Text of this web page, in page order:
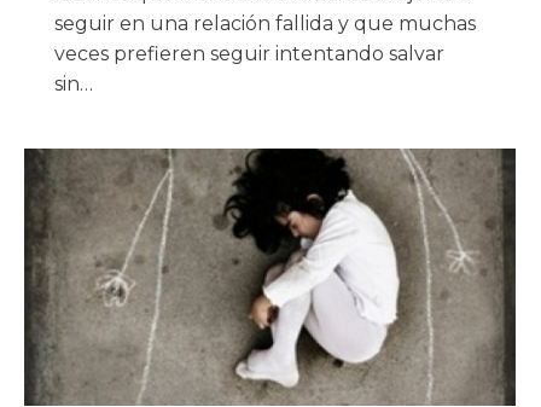
seguir en una relación fallida y que muchas
veces prefieren seguir intentando salvar
sin…